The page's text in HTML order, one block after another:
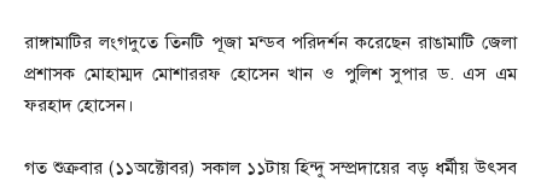
রাঙ্গামাটির লংগদুতে তিনটি পূজা মন্ডব পরিদর্শন করেছেন রাঙামাটি জেলা
প্রশাসক মোহাম্মদ মোশাররফ হোসেন খান ও পুলিশ সুপার ড. এস এম
ফরহাদ হোসেন।
গত শুক্রবার (১১অক্টোবর) সকাল ১১টায় হিন্দু সম্প্রদায়ের বড় ধর্মীয় উৎসব